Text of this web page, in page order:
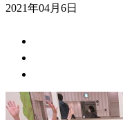
2021年04月6日